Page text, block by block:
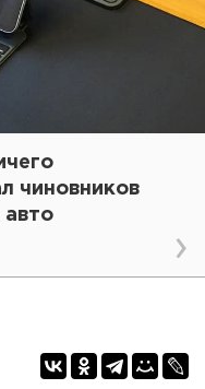
чиновников
авто